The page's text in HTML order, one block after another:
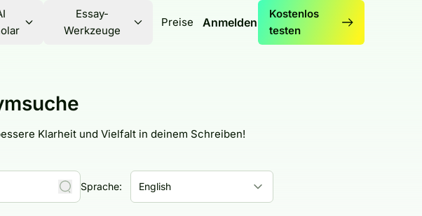
Essay-
Werkzeuge
Preise Anmelden
Kostenlos
testen
Klarheit und Vielfalt in deinem Schreiben!
Sprache: English